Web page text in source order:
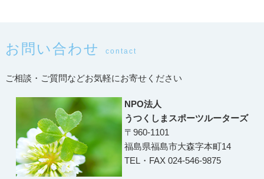
お問い合わせ contact
ご相談・ご質問などお気軽にお寄せください
NPO法人
うつくしまスポーツルーターズ
〒960-1101
福島県福島市大森字本町14
TEL・FAX 024-546-9875